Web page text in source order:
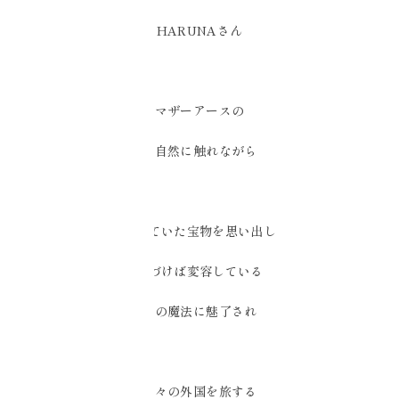
HARUNAさん
マザーアースの
大自然に触れながら
忘れていた宝物を思い出し
気づけば変容している
旅の魔法に魅了され
数々の外国を旅する